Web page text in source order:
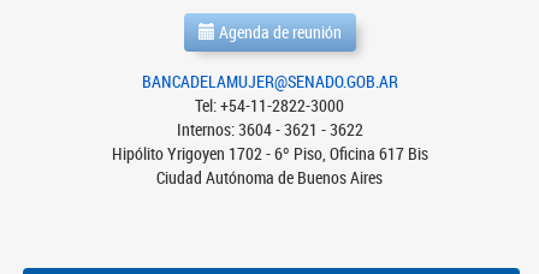
Agenda de reunión
BANCADELAMUJER@SENADO.GOB.AR
Tel: +54-11-2822-3000
Internos: 3604 - 3621 - 3622
Hipólito Yrigoyen 1702 - 6º Piso, Oficina 617 Bis
Ciudad Autónoma de Buenos Aires